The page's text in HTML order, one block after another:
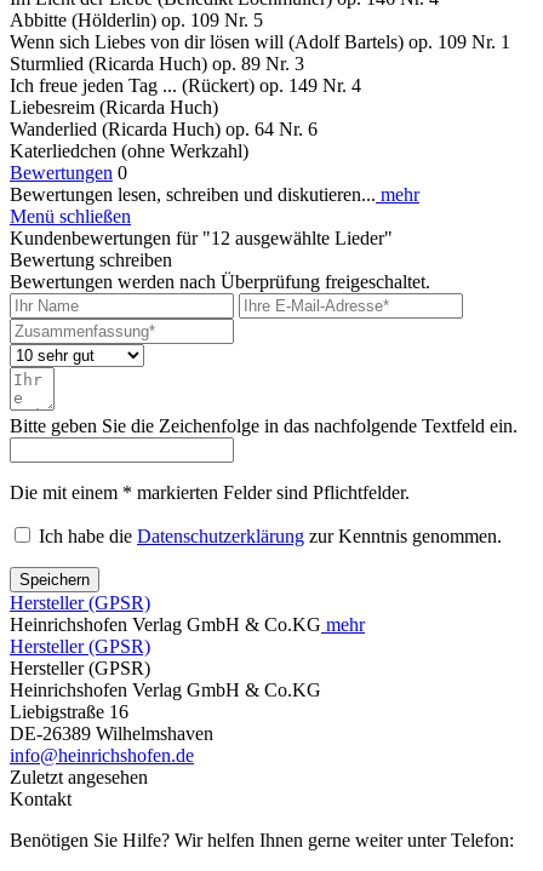
Abbitte (Hölderlin) op. 109 Nr. 5
Wenn sich Liebes von dir lösen will (Adolf Bartels) op. 109 Nr. 1
Sturmlied (Ricarda Huch) op. 89 Nr. 3
Ich freue jeden Tag ... (Rückert) op. 149 Nr. 4
Liebesreim (Ricarda Huch)
Wanderlied (Ricarda Huch) op. 64 Nr. 6
Katerliedchen (ohne Werkzahl)
Bewertungen 0
Bewertungen lesen, schreiben und diskutieren... mehr
Menü schließen
Kundenbewertungen für "12 ausgewählte Lieder"
Bewertung schreiben
Bewertungen werden nach Überprüfung freigeschaltet.
Bitte geben Sie die Zeichenfolge in das nachfolgende Textfeld ein.
Die mit einem * markierten Felder sind Pflichtfelder.
Ich habe die Datenschutzerklärung zur Kenntnis genommen.
Speichern
Hersteller (GPSR)
Heinrichshofen Verlag GmbH & Co.KG mehr
Hersteller (GPSR)
Hersteller (GPSR)
Heinrichshofen Verlag GmbH & Co.KG
Liebigstraße 16
DE-26389 Wilhelmshaven
info@heinrichshofen.de
Zuletzt angesehen
Kontakt
Benötigen Sie Hilfe? Wir helfen Ihnen gerne weiter unter Telefon: